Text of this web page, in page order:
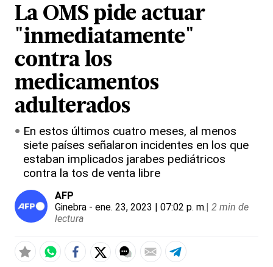
La OMS pide actuar
"inmediatamente"
contra los
medicamentos
adulterados
En estos últimos cuatro meses, al menos
siete países señalaron incidentes en los que
estaban implicados jarabes pediátricos
contra la tos de venta libre
AFP
Ginebra - ene. 23, 2023 | 07:02 p. m.| 2 min de
lectura